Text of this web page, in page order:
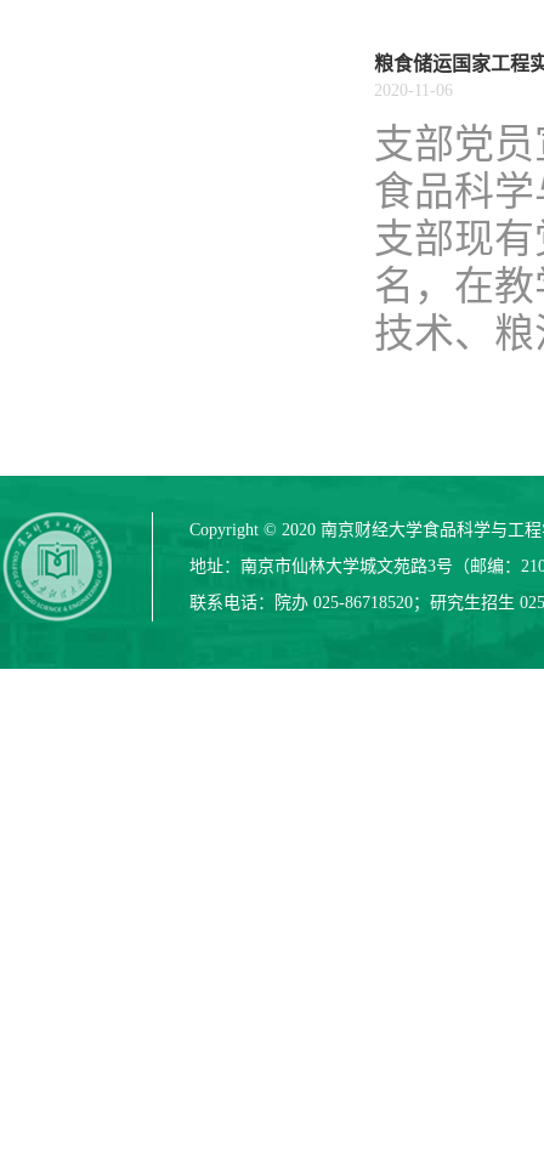
粮食储运国家工程
2020-11-06
支部党
食品科
支部现
名，在
技术、
Copyright © 2020 南京财经大学食品科学与工
地址：南京市仙林大学城文苑路3号（邮编：
联系电话：院办 025-86718520；研究生招生